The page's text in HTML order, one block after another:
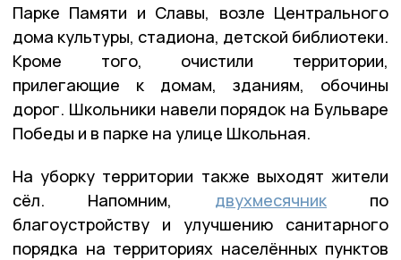
Парке Памяти и Славы, возле Центрального
дома культуры, стадиона, детской библиотеки.
Кроме того, очистили территории,
прилегающие к домам, зданиям, обочины
дорог. Школьники навели порядок на Бульваре
Победы и в парке на улице Школьная.
На уборку территории также выходят жители
сёл. Напомним, двухмесячник по
благоустройству и улучшению санитарного
порядка на территориях населённых пунктов